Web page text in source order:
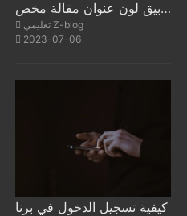
بيق لون عنوان مقالة مخص
ص؟
تعليمي Z-blog
2023-07-06
كيفية تسجيل الدخول في برنا